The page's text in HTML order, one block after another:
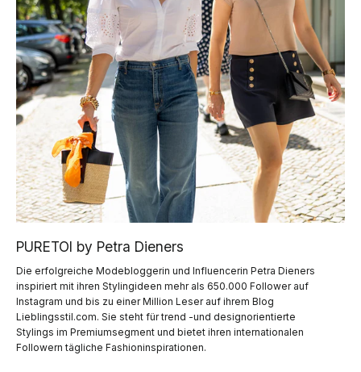
PURETOI by Petra Dieners
Die erfolgreiche Modebloggerin und Influencerin Petra Dieners
inspiriert mit ihren Stylingideen mehr als 650.000 Follower auf
Instagram und bis zu einer Million Leser auf ihrem Blog
Lieblingsstil.com. Sie steht für trend -und designorientierte
Stylings im Premiumsegment und bietet ihren internationalen
Followern tägliche Fashioninspirationen.